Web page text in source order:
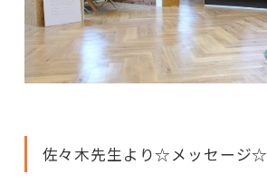
佐々木先生より☆メッセージ☆